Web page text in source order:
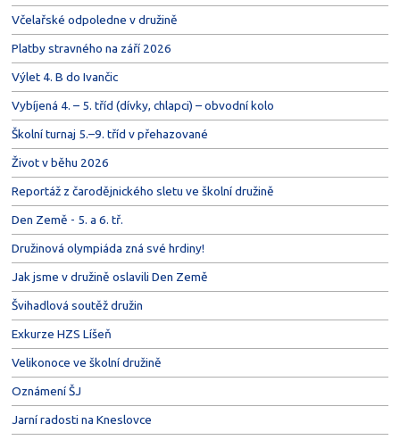
Včelařské odpoledne v družině
Platby stravného na září 2026
Výlet 4. B do Ivančic
Vybíjená 4. – 5. tříd (dívky, chlapci) – obvodní kolo
Školní turnaj 5.–9. tříd v přehazované
Život v běhu 2026
Reportáž z čarodějnického sletu ve školní družině
Den Země - 5. a 6. tř.
Družinová olympiáda zná své hrdiny!
Jak jsme v družině oslavili Den Země
Švihadlová soutěž družin
Exkurze HZS Líšeň
Velikonoce ve školní družině
Oznámení ŠJ
Jarní radosti na Kneslovce